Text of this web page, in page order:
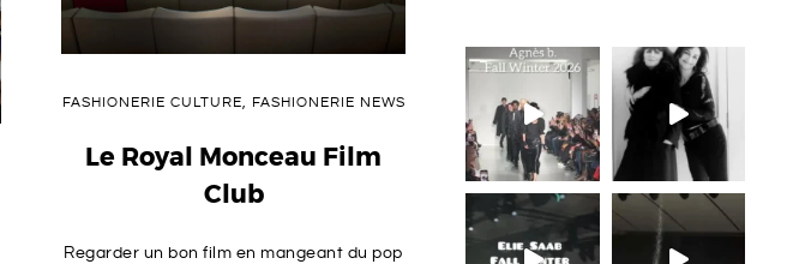
FASHIONERIE CULTURE, FASHIONERIE NEWS
Le Royal Monceau Film
Club
Regarder un bon film en mangeant du pop